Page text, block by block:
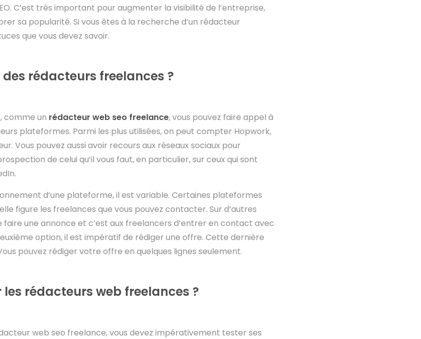
C’est très important pour augmenter la visibilité de l’entreprise,
sa popularité. Si vous êtes à la recherche d’un rédacteur
que vous devez savoir.
rédacteurs freelances ?
comme un rédacteur web seo freelance, vous pouvez faire appel à
plateformes. Parmi les plus utilisées, on peut compter Hopwork,
Vous pouvez aussi avoir recours aux réseaux sociaux pour
de celui qu’il vous faut, en particulier, sur ceux qui sont
d’une plateforme, il est variable. Certaines plateformes
figure les freelances que vous pouvez contacter. Sur d’autres
faire une annonce et c’est aux freelancers d’entrer en contact avec
option, il est impératif de rédiger une offre. Cette dernière
pouvez rédiger votre offre en quelques lignes seulement.
rédacteurs web freelances ?
web seo freelance, vous devez impérativement tester ses